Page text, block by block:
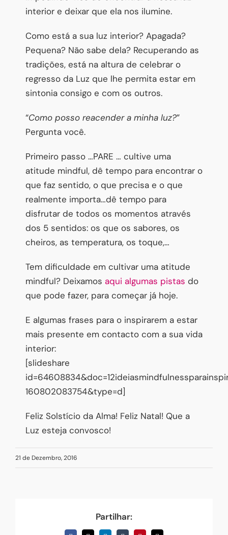
interior e deixar que ela nos ilumine.
Como está a sua luz interior? Apagada?
Pequena? Não sabe dela? Recuperando as
tradições, está na altura de celebrar o
regresso da Luz que lhe permita estar em
sintonia consigo e com os outros.
“Como posso reacender a minha luz?”
Pergunta você.
Primeiro passo …PARE … cultive uma
atitude mindful, dê tempo para encontrar o
que faz sentido, o que precisa e o que
realmente importa…dê tempo para
disfrutar de todos os momentos através
dos 5 sentidos: os que os sabores, os
cheiros, as temperatura, os toque,…
Tem dificuldade em cultivar uma atitude
mindful? Deixamos aqui algumas pistas do
que pode fazer, para começar já hoje.
E algumas frases para o inspirarem a estar
mais presente em contacto com a sua vida
interior:
[slideshare
160802083754&type=d]
Feliz Solstício da Alma! Feliz Natal! Que a
Luz esteja convosco!
21 de Dezembro, 2016
Partilhar: